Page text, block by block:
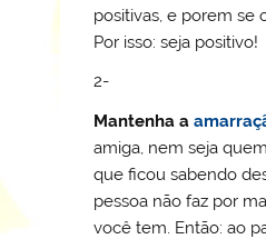
positivas, e porem se
Por isso: seja positivo!
2-
Mantenha a
amiga, nem seja
que ficou sabendo
pessoa não faz por
você tem. Então: ao